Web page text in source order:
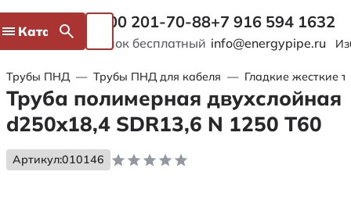
Каталог 8 800 201-70-88
Звонок бесплатный
+7 916 594 1632
info@energypipe.ru
Трубы ПНД — Трубы ПНД для кабеля — Гладкие жесткие
Труба полимерная двухслойная
d250x18,4 SDR13,6 N 1250 Т60
Артикул:010146